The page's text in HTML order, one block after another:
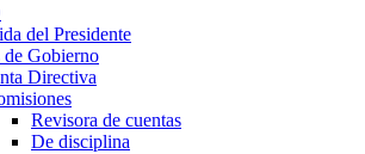
del Presidente
de Gobierno
Directiva
Revisora de cuentas
De disciplina